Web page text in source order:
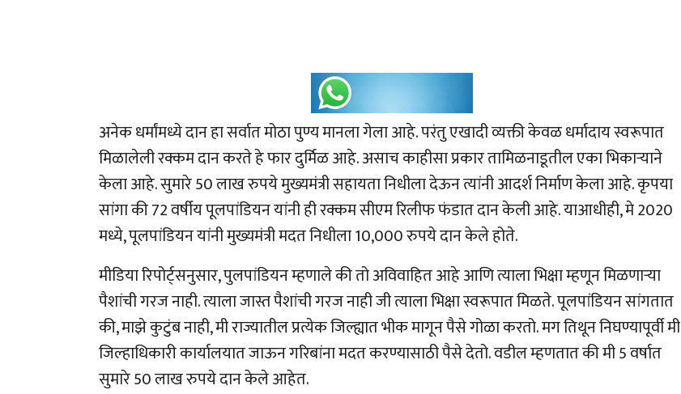
अनेक धर्मांमध्ये दान हा सर्वात मोठा पुण्य मानला गेला आहे. परंतु एखादी व्यक्ती केवळ धर्मादाय स्वरूपात
मिळालेली रक्कम दान करते हे फार दुर्मिळ आहे. असाच काहीसा प्रकार तामिळनाडूतील एका भिकाऱ्याने
केला आहे. सुमारे 50 लाख रुपये मुख्यमंत्री सहायता निधीला देऊन त्यांनी आदर्श निर्माण केला आहे. कृपया
सांगा की 72 वर्षीय पूलपांडियन यांनी ही रक्कम सीएम रिलीफ फंडात दान केली आहे. याआधीही, मे 2020
मध्ये, पूलपांडियन यांनी मुख्यमंत्री मदत निधीला 10,000 रुपये दान केले होते.
मीडिया रिपोर्ट्सनुसार, पुलपांडियन म्हणाले की तो अविवाहित आहे आणि त्याला भिक्षा म्हणून मिळणाऱ्या
पैशांची गरज नाही. त्याला जास्त पैशांची गरज नाही जी त्याला भिक्षा स्वरूपात मिळते. पूलपांडियन सांगतात
की, माझे कुटुंब नाही, मी राज्यातील प्रत्येक जिल्ह्यात भीक मागून पैसे गोळा करतो. मग तिथून निघण्यापूर्वी मी
जिल्हाधिकारी कार्यालयात जाऊन गरिबांना मदत करण्यासाठी पैसे देतो. वडील म्हणतात की मी 5 वर्षात
सुमारे 50 लाख रुपये दान केले आहेत.